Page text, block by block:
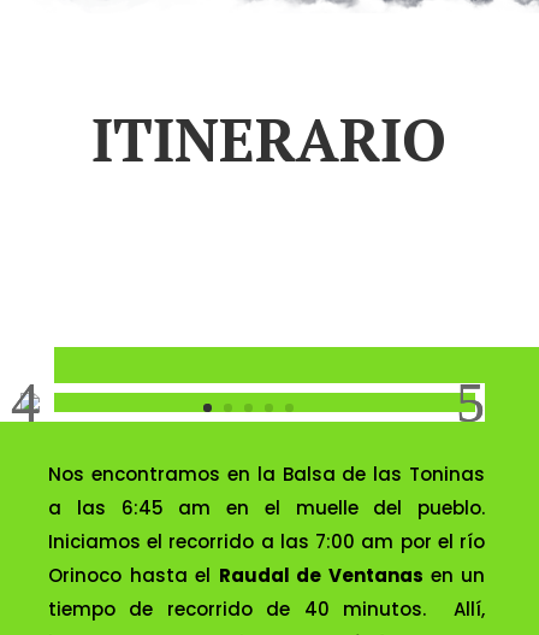
ITINERARIO
Nos encontramos en la Balsa de las Toninas
a las 6:45 am en el muelle del pueblo.
Iniciamos el recorrido a las 7:00 am por el río
Orinoco hasta el Raudal de Ventanas en un
tiempo de recorrido de 40 minutos. Allí,